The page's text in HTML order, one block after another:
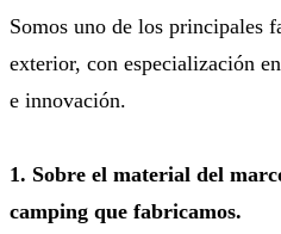
Somos uno de los principales
exterior, con especialización
e innovación.
1. Sobre el material del
camping que fabricamos.